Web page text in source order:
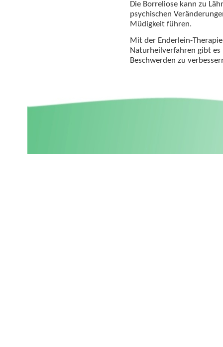
Die Borreliose kann zu
psychischen
Müdigkeit führen.
Mit der Enderlein-
Naturheilverfahren gibt
Beschwerden zu